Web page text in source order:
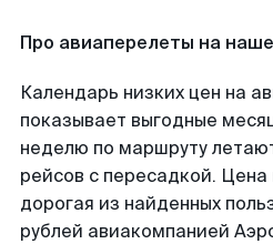
Про авиаперелеты на
Календарь низких цен на
показывает выгодные
неделю по маршруту
рейсов с пересадкой. Цена
дорогая из найденных
рублей авиакомпанией